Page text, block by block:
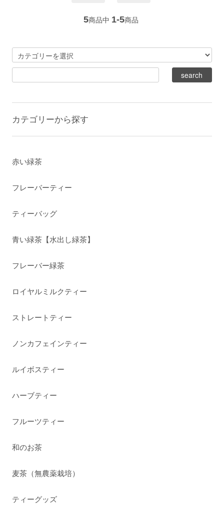
5商品中 1-5商品
カテゴリーから探す
赤い緑茶
フレーバーティー
ティーバッグ
青い緑茶【水出し緑茶】
フレーバー緑茶
ロイヤルミルクティー
ストレートティー
ノンカフェインティー
ルイボスティー
ハーブティー
フルーツティー
和のお茶
麦茶（無農薬栽培）
ティーグッズ